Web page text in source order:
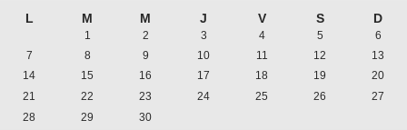
L M M J V S D
1 2 3 4 5
6
7
8 9 10 11 12
13
14
15 16 17 18 19
20
21
22 23 24 25 26
27
28
29 30